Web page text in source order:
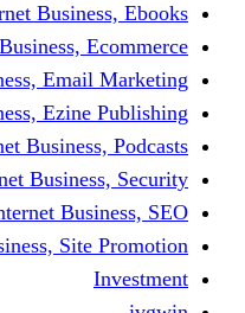
Internet
Internet Business,
Internet Business,
Internet Business,
Internet
Internet
Internet
Internet Business,